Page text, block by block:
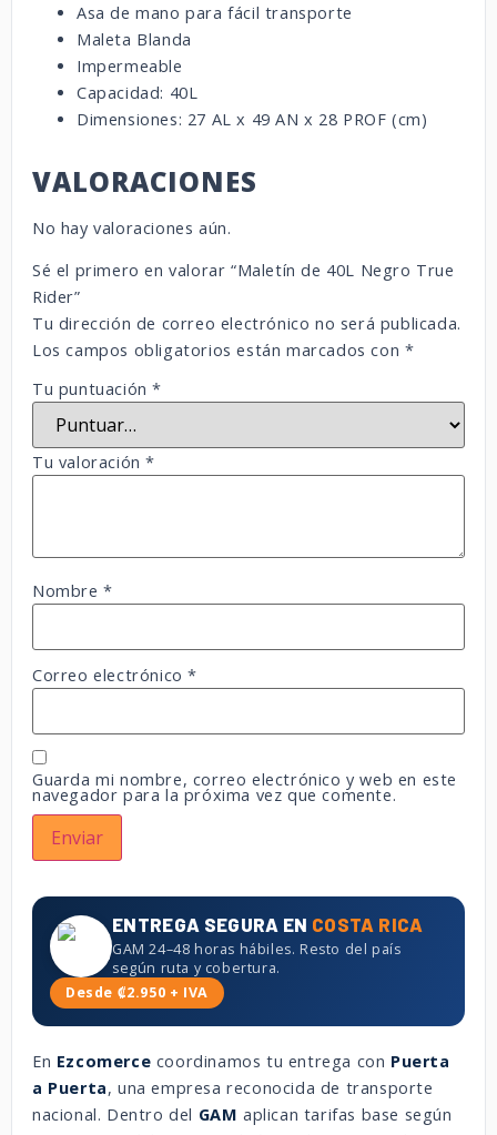
Asa de mano para fácil transporte
Maleta Blanda
Impermeable
Capacidad: 40L
Dimensiones: 27 AL x 49 AN x 28 PROF (cm)
VALORACIONES
No hay valoraciones aún.
Sé el primero en valorar “Maletín de 40L Negro True
Rider”
Tu dirección de correo electrónico no será publicada.
Los campos obligatorios están marcados con *
Tu puntuación*
Tu valoración*
Nombre*
Correo electrónico*
Guarda mi nombre, correo electrónico y web en este
navegador para la próxima vez que comente.
ENTREGA SEGURA EN COSTA RICA
GAM 24–48 horas hábiles. Resto del país
según ruta y cobertura.
Desde ₡2.950 + IVA
En Ezcomerce coordinamos tu entrega con Puerta
a Puerta, una empresa reconocida de transporte
nacional. Dentro del GAM aplican tarifas base según